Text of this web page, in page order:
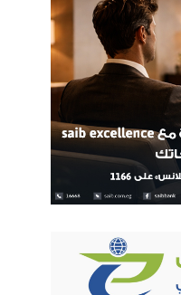
المودعين في
لأكثر من
بالزملاء حق اصيل لهم ،
تعتمد على النظام
مراجعة مستمرة ورصد